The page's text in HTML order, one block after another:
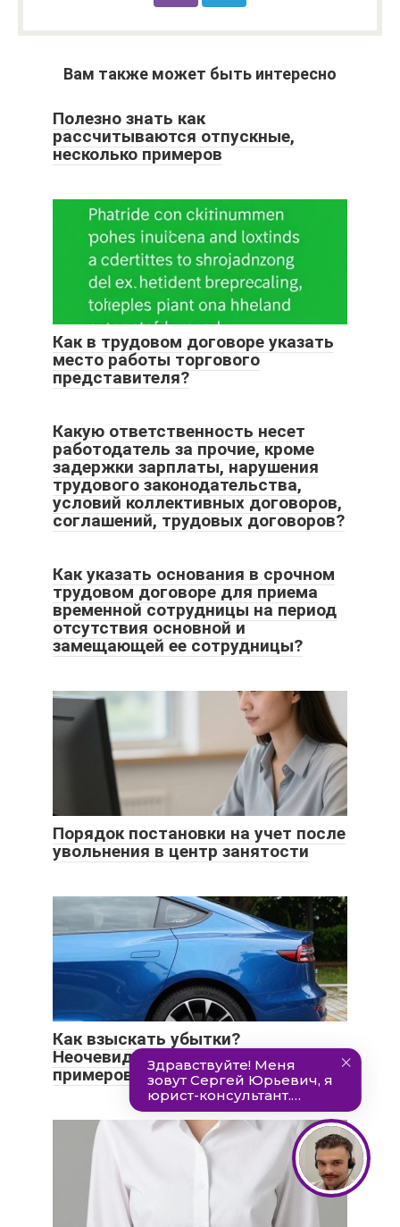
Вам также может быть интересно
Полезно знать как
рассчитываются отпускные,
несколько примеров
Как в трудовом договоре указать
место работы торгового
представителя?
Какую ответственность несет
работодатель за прочие, кроме
задержки зарплаты, нарушения
трудового законодательства,
условий коллективных договоров,
соглашений, трудовых договоров?
Как указать основания в срочном
трудовом договоре для приема
временной сотрудницы на период
отсутствия основной и
замещающей ее сотрудницы?
Порядок постановки на учет после
увольнения в центр занятости
Как взыскать убытки?
Неочевидные сложности и много
примеров из практики